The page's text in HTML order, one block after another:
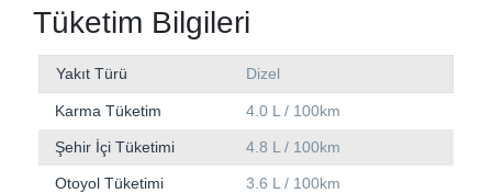
Tüketim Bilgileri
Yakıt Türü Dizel
Karma Tüketim 4.0 L / 100km
Şehir İçi Tüketimi 4.8 L / 100km
Otoyol Tüketimi 3.6 L / 100km